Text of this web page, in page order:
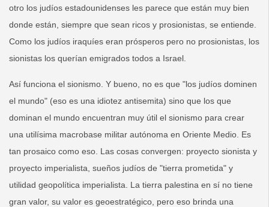
otro los judíos estadounidenses les parece que están muy bien
donde están, siempre que sean ricos y prosionistas, se entiende.
Como los judíos iraquíes eran prósperos pero no prosionistas, los
sionistas los querían emigrados todos a Israel.
Así funciona el sionismo. Y bueno, no es que "los judíos dominen
el mundo" (eso es una idiotez antisemita) sino que los que
dominan el mundo encuentran muy útil el sionismo para crear
una utilísima macrobase militar autónoma en Oriente Medio. Es
tan prosaico como eso. Las cosas convergen: proyecto sionista y
proyecto imperialista, sueños judíos de "tierra prometida" y
utilidad geopolítica imperialista. La tierra palestina en sí no tiene
gran valor, su valor es geoestratégico, pero eso brinda una